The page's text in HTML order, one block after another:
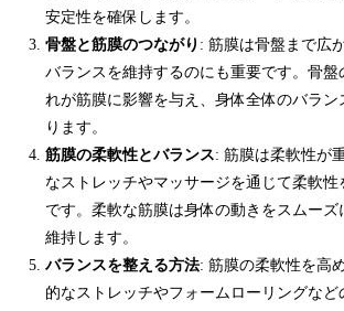
安定性を確保します。
骨盤と筋膜のつながり : 筋膜は骨盤まで広
バランスを維持するのにも重要です。骨盤
れが筋膜に影響を与え、身体全体のバラン
ります。
筋膜の柔軟性とバランス: 筋膜は柔軟性が
なストレッチやマッサージを通じて柔軟
です。柔軟な筋膜は身体の動きをスムーズ
維持します。
バランスを整える方法: 筋膜の柔軟性を高
的なストレッチやフォームローリングな